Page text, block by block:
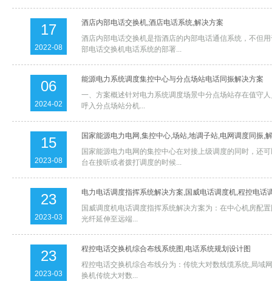
17
2022-08
酒店内部电话交换机,酒店电话系统,解决方案
酒店内部电话交换机是指酒店的内部电话通信系统，不但
部电话交换机电话系统的部署...
06
2024-02
能源电力系统调度集控中心与分点场站电话同振解决方案
一、方案概述针对电力系统调度场景中分点场站存在值守
呼入分点场站分机...
15
2023-08
国家能源电力电网,集控中心,场站,地调子站,电网调度同振,
国家能源电力电网的集控中心在对接上级调度的同时，还
台在接听或者拨打调度的时候...
23
2023-03
电力电话调度指挥系统解决方案,国威电话调度机,程控电话
国威调度机电话调度指挥系统解决方案为：在中心机房配
光纤延伸至远端...
23
2023-03
程控电话交换机综合布线系统图,电话系统规划设计图
程控电话交换机综合布线分为：传统大对数线缆系统,局域
换机传统大对数...